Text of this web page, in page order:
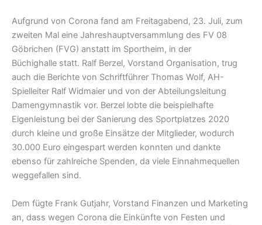
Aufgrund von Corona fand am Freitagabend, 23. Juli, zum
zweiten Mal eine Jahreshauptversammlung des FV 08
Göbrichen (FVG) anstatt im Sportheim, in der
Büchighalle statt. Ralf Berzel, Vorstand Organisation, trug
auch die Berichte von Schriftführer Thomas Wolf, AH-
Spielleiter Ralf Widmaier und von der Abteilungsleitung
Damengymnastik vor. Berzel lobte die beispielhafte
Eigenleistung bei der Sanierung des Sportplatzes 2020
durch kleine und große Einsätze der Mitglieder, wodurch
30.000 Euro eingespart werden konnten und dankte
ebenso für zahlreiche Spenden, da viele Einnahmequellen
weggefallen sind.
Dem fügte Frank Gutjahr, Vorstand Finanzen und Marketing
an, dass wegen Corona die Einkünfte von Festen und